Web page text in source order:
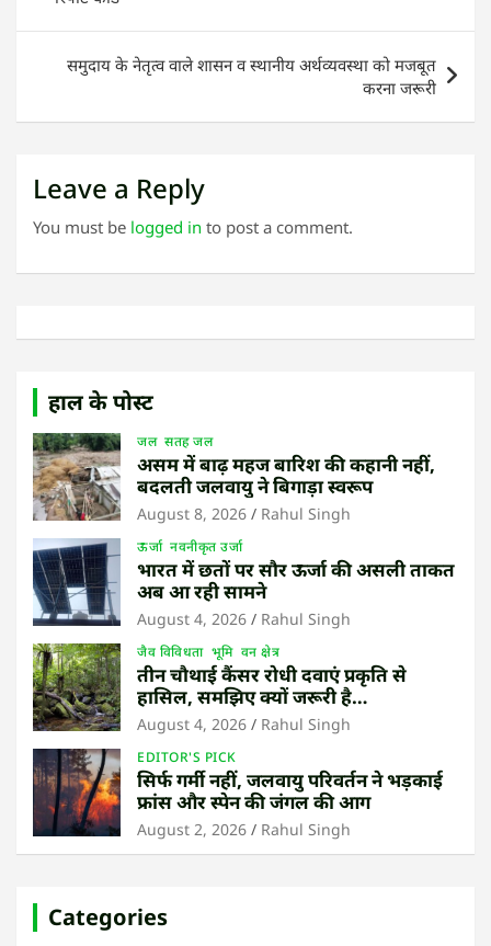
समुदाय के नेतृत्व वाले शासन व स्थानीय अर्थव्यवस्था को मजबूत
करना जरूरी
Leave a Reply
You must be logged in to post a comment.
हाल के पोस्ट
जल सतह जल
असम में बाढ़ महज बारिश की कहानी नहीं,
बदलती जलवायु ने बिगाड़ा स्वरूप
August 8, 2026 Rahul Singh
ऊर्जा नवनीकृत उर्जा
भारत में छतों पर सौर ऊर्जा की असली ताकत
अब आ रही सामने
August 4, 2026 Rahul Singh
जैव विविधता भूमि वन क्षेत्र
तीन चौथाई कैंसर रोधी दवाएं प्रकृति से
हासिल, समझिए क्यों जरूरी है
उष्णकटिबंधीय जंगल बचाना
August 4, 2026 Rahul Singh
EDITOR'S PICK
सिर्फ गर्मी नहीं, जलवायु परिवर्तन ने भड़काई
फ्रांस और स्पेन की जंगल की आग
August 2, 2026 Rahul Singh
Categories